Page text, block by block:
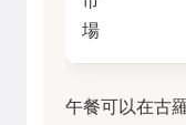
場
午餐可以在古